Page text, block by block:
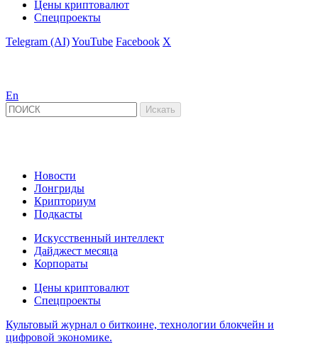
Цены криптовалют
Спецпроекты
Telegram (AI)YouTube Facebook X
En
Новости
Лонгриды
Крипториум
Подкасты
Искусственный интеллект
Дайджест месяца
Корпораты
Цены криптовалют
Спецпроекты
Культовый журнал о биткоине, технологии блокчейн и
цифровой экономике.